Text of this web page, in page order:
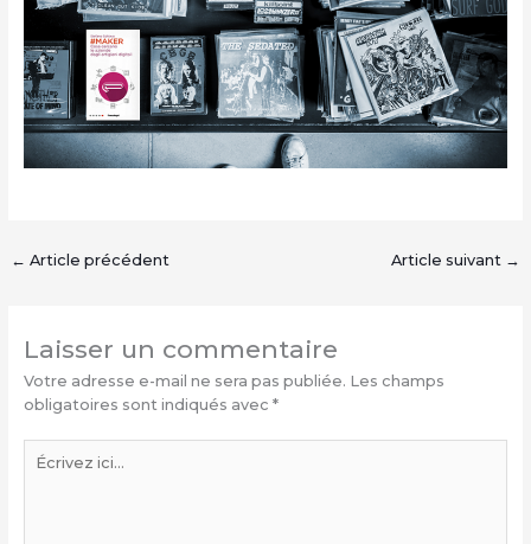
← Article précédent Article suivant →
Laisser un commentaire
Votre adresse e-mail ne sera pas publiée. Les champs
obligatoires sont indiqués avec *
ici…